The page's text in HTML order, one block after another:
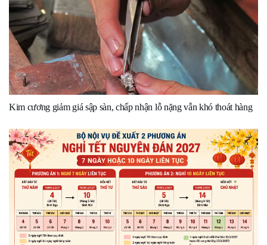
Kim cương giảm giá sập sàn, chấp nhận lỗ nặng vẫn khó thoát hàng